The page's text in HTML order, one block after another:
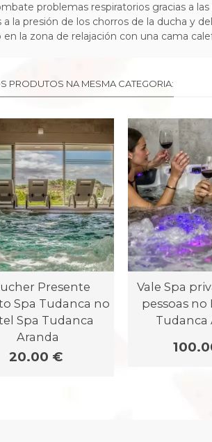
problemas respiratorios gracias a
a la presión de los chorros de la ducha y
en la zona de relajación con una cama
PRODUTOS NA MESMA CATEGORIA:
Presente
Spa Tudanca no
Spa Tudanca
Aranda
20.00 €
Vale Spa
pessoas no
Tudanca